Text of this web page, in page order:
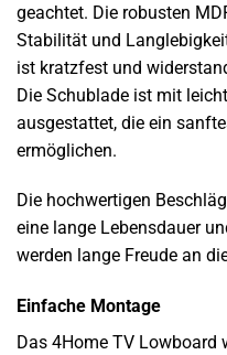
geachtet. Die robusten
Stabilität und
ist kratzfest und
Die Schublade ist mit
ausgestattet, die ein
ermöglichen.
Die hochwertigen
eine lange Lebensdauer
werden lange Freude an
Einfache Montage
Das 4Home TV Lowboard